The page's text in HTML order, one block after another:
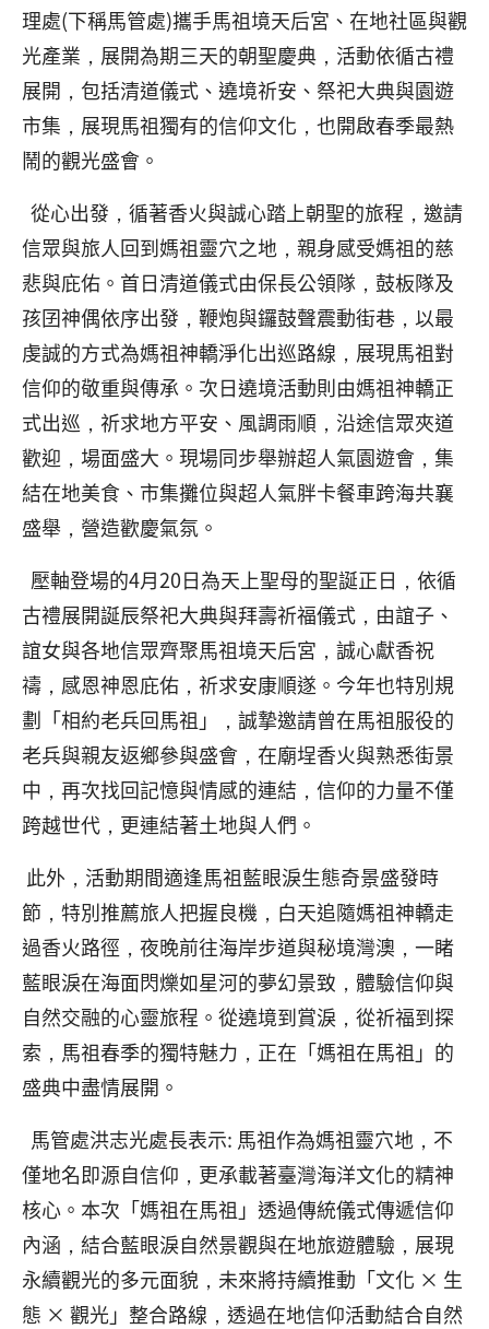
理處(下稱馬管處)攜手馬祖境天后宮、在地社區與觀
光產業，展開為期三天的朝聖慶典，活動依循古禮
展開，包括清道儀式、遶境祈安、祭祀大典與園遊
市集，展現馬祖獨有的信仰文化，也開啟春季最熱
鬧的觀光盛會。
從心出發，循著香火與誠心踏上朝聖的旅程，邀請
信眾與旅人回到媽祖靈穴之地，親身感受媽祖的慈
悲與庇佑。首日清道儀式由保長公領隊，鼓板隊及
孩囝神偶依序出發，鞭炮與鑼鼓聲震動街巷，以最
虔誠的方式為媽祖神轎淨化出巡路線，展現馬祖對
信仰的敬重與傳承。次日遶境活動則由媽祖神轎正
式出巡，祈求地方平安、風調雨順，沿途信眾夾道
歡迎，場面盛大。現場同步舉辦超人氣園遊會，集
結在地美食、市集攤位與超人氣胖卡餐車跨海共襄
盛舉，營造歡慶氣氛。
壓軸登場的4月20日為天上聖母的聖誕正日，依循
古禮展開誕辰祭祀大典與拜壽祈福儀式，由誼子、
誼女與各地信眾齊聚馬祖境天后宮，誠心獻香祝
禱，感恩神恩庇佑，祈求安康順遂。今年也特別規
劃「相約老兵回馬祖」，誠摯邀請曾在馬祖服役的
老兵與親友返鄉參與盛會，在廟埕香火與熟悉街景
中，再次找回記憶與情感的連結，信仰的力量不僅
跨越世代，更連結著土地與人們。
此外，活動期間適逢馬祖藍眼淚生態奇景盛發時
節，特別推薦旅人把握良機，白天追隨媽祖神轎走
過香火路徑，夜晚前往海岸步道與秘境灣澳，一睹
藍眼淚在海面閃爍如星河的夢幻景致，體驗信仰與
自然交融的心靈旅程。從遶境到賞淚，從祈福到探
索，馬祖春季的獨特魅力，正在「媽祖在馬祖」的
盛典中盡情展開。
馬管處洪志光處長表示: 馬祖作為媽祖靈穴地，不
僅地名即源自信仰，更承載著臺灣海洋文化的精神
核心。本次「媽祖在馬祖」透過傳統儀式傳遞信仰
內涵，結合藍眼淚自然景觀與在地旅遊體驗，展現
永續觀光的多元面貌，未來將持續推動「文化 × 生
態 × 觀光」整合路線，透過在地信仰活動結合自然